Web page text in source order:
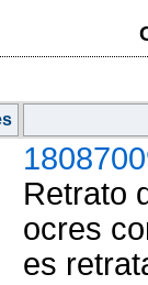
Retrato
ocres
es